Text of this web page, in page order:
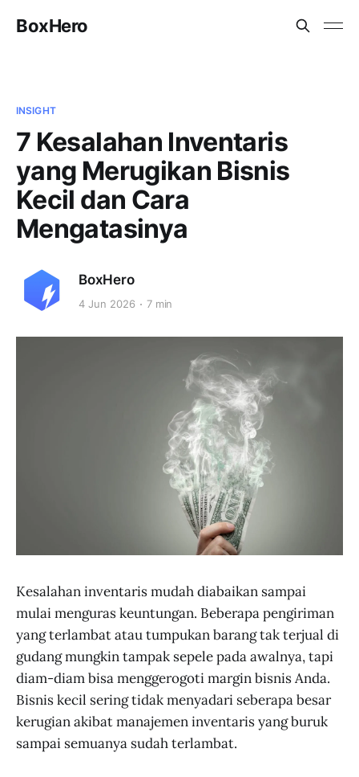
BoxHero
INSIGHT
7 Kesalahan Inventaris
yang Merugikan Bisnis
Kecil dan Cara
Mengatasinya
BoxHero
4 Jun 2026 7 min
Kesalahan inventaris mudah diabaikan sampai
mulai menguras keuntungan. Beberapa pengiriman
yang terlambat atau tumpukan barang tak terjual di
gudang mungkin tampak sepele pada awalnya, tapi
diam-diam bisa menggerogoti margin bisnis Anda.
Bisnis kecil sering tidak menyadari seberapa besar
kerugian akibat manajemen inventaris yang buruk
sampai semuanya sudah terlambat.